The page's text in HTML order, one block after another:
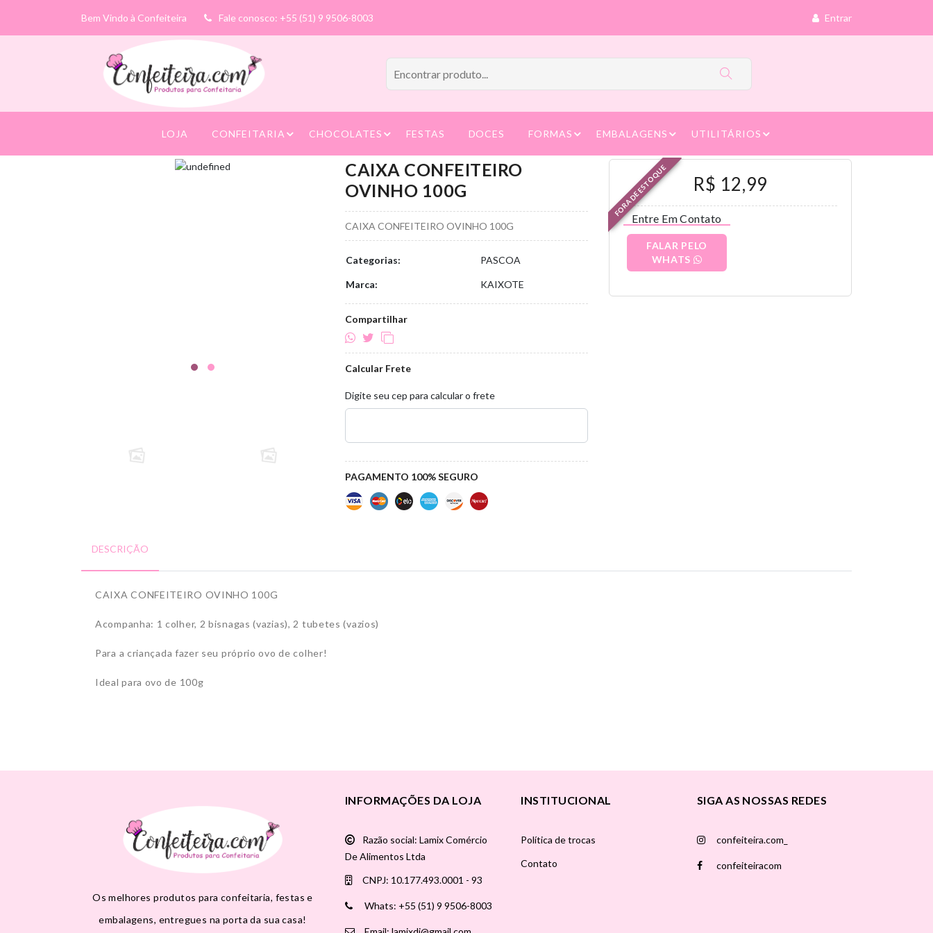
Bem Vindo à Confeiteira Fale conosco: +55 (51) 9 9506-8003 Entrar
LOJA CONFEITARIA CHOCOLATES FESTAS DOCES FORMAS EMBALAGENS UTILITÁRIOS
CAIXA CONFEITEIRO
OVINHO 100G
CAIXA CONFEITEIRO OVINHO 100G
Categorias: PASCOA
Marca: KAIXOTE
Compartilhar
Calcular Frete
Digite seu cep para calcular o frete
PAGAMENTO 100% SEGURO
FORA DE ESTOQUE R$ 12,99
Entre Em Contato
FALAR PELO
WHATS
DESCRIÇÃO
CAIXA CONFEITEIRO OVINHO 100G
Acompanha: 1 colher, 2 bisnagas (vazias), 2 tubetes (vazios)
Para a criançada fazer seu próprio ovo de colher!
Ideal para ovo de 100g
Os melhores produtos para confeitaria, festas e
embalagens, entregues na porta da sua casa!
INFORMAÇÕES DA LOJA
Razão social: Lamix Comércio
De Alimentos Ltda
CNPJ: 10.177.493.0001 - 93
Whats: +55 (51) 9 9506-8003
INSTITUCIONAL
Política de trocas
Contato
SIGA AS NOSSAS REDES
confeiteira.com_
confeiteiracom